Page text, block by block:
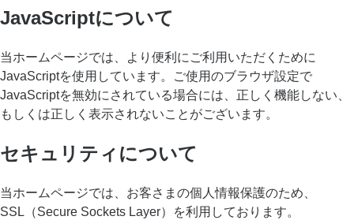
JavaScriptについて
当ホームページでは、より便利にご利用いただくために
JavaScriptを使用しています。ご使用のブラウザ設定で
JavaScriptを無効にされている場合には、正しく機能しない、
もしくは正しく表示されないことがございます。
セキュリティについて
当ホームページでは、お客さまの個人情報保護のため、
SSL（Secure Sockets Layer）を利用しております。